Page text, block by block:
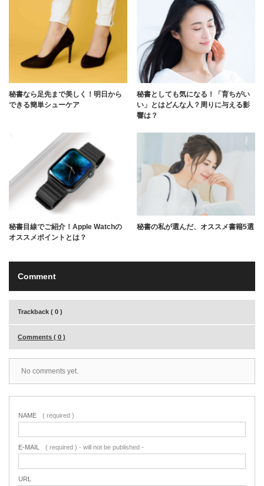
秘書なら足先まで美しく！明日から
できる簡単シューケア
秘書としても気になる！「育ちがい
い」とはどんな人？周りに与える影
響は？
秘書目線でご紹介！Apple Watchの
オススメポイントとは？
秘書の私が選んだ、オススメ書籍5選
Comment
Trackback ( 0 )
Comments ( 0 )
No comments yet.
NAME ( required )
E-MAIL ( required ) - will not be published -
URL